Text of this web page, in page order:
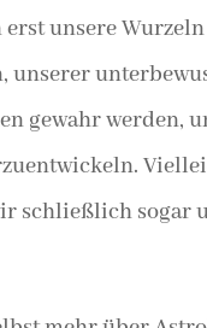
erst unsere
unserer
gewahr werden,
schließlich sogar